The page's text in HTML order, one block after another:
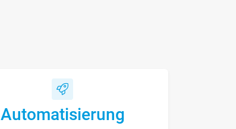
Automatisierung